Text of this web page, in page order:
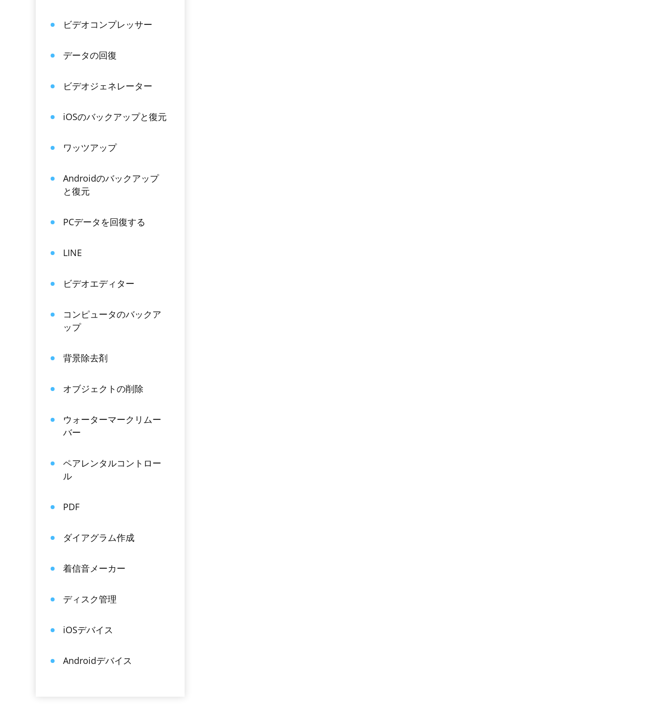
ビデオコンプレッサー
データの回復
ビデオジェネレーター
iOSのバックアップと復元
ワッツアップ
Androidのバックアップ
と復元
PCデータを回復する
LINE
ビデオエディター
コンピュータのバックア
ップ
背景除去剤
オブジェクトの削除
ウォーターマークリムー
バー
ペアレンタルコントロー
ル
PDF
ダイアグラム作成
着信音メーカー
ディスク管理
iOSデバイス
Androidデバイス